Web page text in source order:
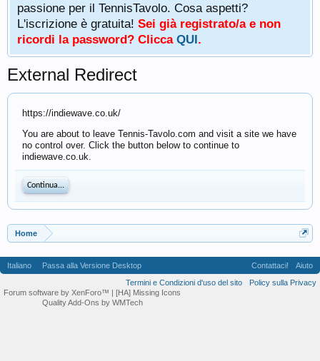
passione per il TennisTavolo. Cosa aspetti?
L'iscrizione è gratuita! Sei già registrato/a e non
ricordi la password? Clicca QUI.
External Redirect
https://indiewave.co.uk/
You are about to leave Tennis-Tavolo.com and visit a site we have
no control over. Click the button below to continue to
indiewave.co.uk.
Continua...
Home
Italiano Passa alla Versione Desktop Contattaci!
Aiuto
Termini e Condizioni d'uso del sito
Policy sulla Privacy
Forum software by XenForo™ | [HA] Missing Icons
Quality Add-Ons by WMTech